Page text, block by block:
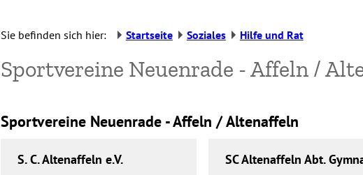
Sie befinden sich hier: Startseite Soziales Hilfe und Rat
Sportvereine Neuenrade - Affeln /
Sportvereine Neuenrade - Affeln / Altenaffeln
S. C. Altenaffeln e.V. SC Altenaffeln Abt.